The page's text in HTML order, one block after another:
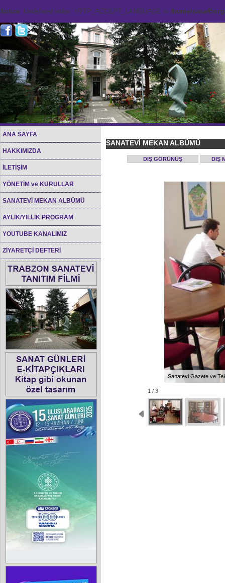
Notice: Undefined index: HTTP_ACCEPT_LANGUAGE in /home/
ANA SAYFA
HAKKIMIZDA
İLETİŞİM
YÖNETİM ve KURULLAR
SANATEVİ MEKAN ALBÜMÜ
AYLIK/YILLIK PROGRAM
YOUTUBE KANALIMIZ
ZİYARETÇİ DEFTERİ
SANATEVİ MEKAN ALBÜMÜ
DIŞ GÖRÜNÜŞ DIŞ
Sanatevi Gazete ve
1 / 3